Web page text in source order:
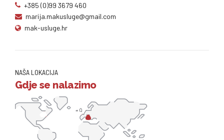
+385 (0)99 3679 460
marija.makusluge@gmail.com
mak-usluge.hr
NAŠA LOKACIJA
Gdje se nalazimo